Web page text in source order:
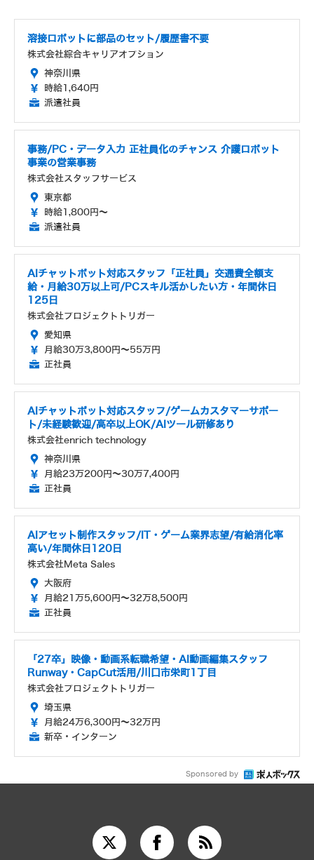
溶接ロボットに部品のセット/履歴書不要
株式会社綜合キャリアオプション
神奈川県
時給1,640円
派遣社員
事務/PC・データ入力 正社員化のチャンス 介護ロボット
事業の営業事務
株式会社スタッフサービス
東京都
時給1,800円～
派遣社員
AIチャットボット対応スタッフ「正社員」交通費全額支
給・月給30万以上可/PCスキル活かしたい方・年間休日
125日
株式会社プロジェクトトリガー
愛知県
月給30万3,800円～55万円
正社員
AIチャットボット対応スタッフ/ゲームカスタマーサポー
ト/未経験歓迎/高卒以上OK/AIツール研修あり
株式会社enrich technology
神奈川県
月給23万200円～30万7,400円
正社員
AIアセット制作スタッフ/IT・ゲーム業界志望/有給消化率
高い/年間休日120日
株式会社Meta Sales
大阪府
月給21万5,600円～32万8,500円
正社員
「27卒」映像・動画系転職希望・AI動画編集スタッフ
Runway・CapCut活用/川口市栄町1丁目
株式会社プロジェクトトリガー
埼玉県
月給24万6,300円～32万円
新卒・インターン
Sponsored by